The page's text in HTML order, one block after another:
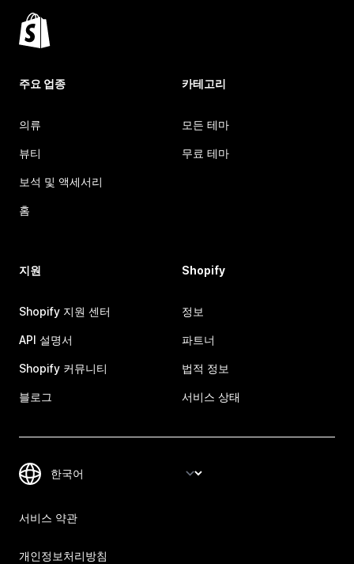
주요 업종
의류
뷰티
보석 및 액세서리
홈
카테고리
모든 테마
무료 테마
지원
Shopify 지원 센터
API 설명서
Shopify 커뮤니티
블로그
Shopify
정보
파트너
법적 정보
서비스 상태
서비스 약관
개인정보처리방침